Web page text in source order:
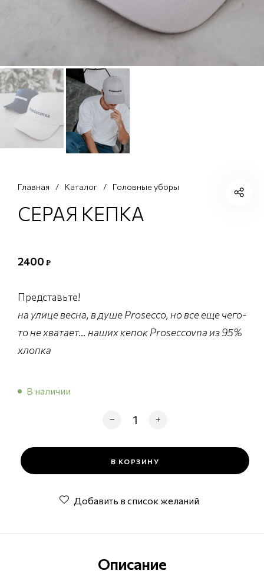
Главная / Каталог / Головные уборы
СЕРАЯ КЕПКА
2400 ₽
Представьте!
на улице весна, в душе Prosecco, но все еще чего-
то не хватает… наших кепок Proseccovna из 95%
хлопка
В наличии
Количество товара Серая кепка
В КОРЗИНУ
Добавить в список желаний
Описание